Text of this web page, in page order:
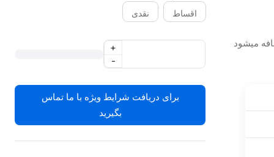
اقساط نقدی
-
+
برای دریافت شرایط ویژه با ما تماس
بگیرید